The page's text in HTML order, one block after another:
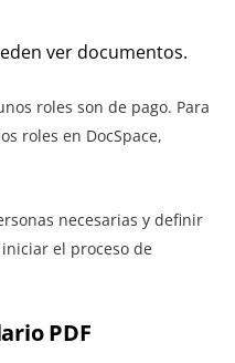
ver documentos.
roles son de pago. Para
roles en DocSpace,
necesarias y definir
el proceso de
PDF